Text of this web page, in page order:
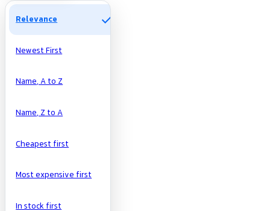
Manufacturers
Relevance check
Newest First
Name, A to Z
Name, Z to A
Cheapest first
Most expensive first
In stock first